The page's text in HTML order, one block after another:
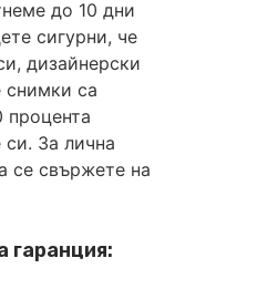
до 10 дни
сигурни, че
дизайнерски
снимки са
За лична
се свържете на
гаранция: